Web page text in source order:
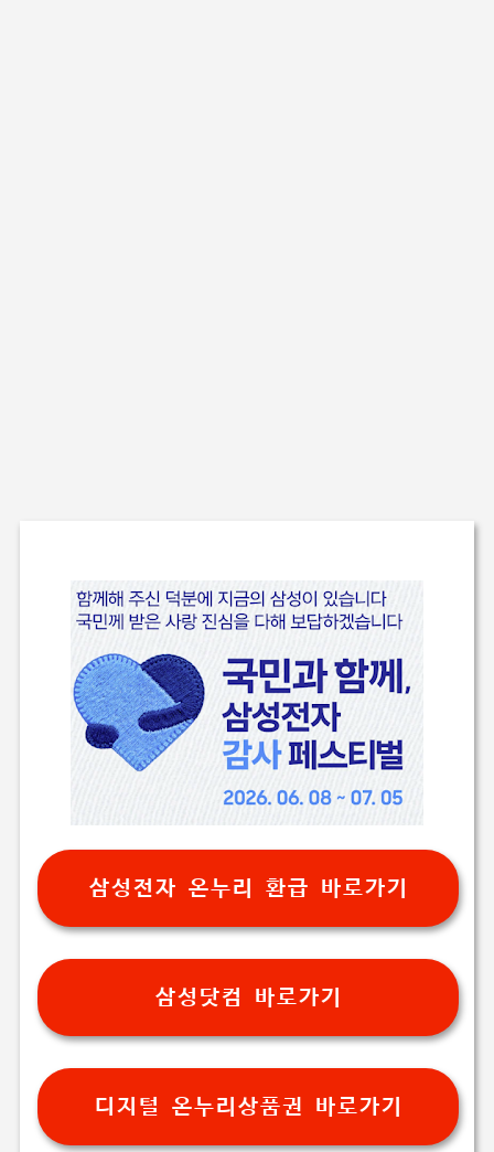
삼성전자 온누리 환급 바로가기
삼성닷컴 바로가기
디지털 온누리상품권 바로가기